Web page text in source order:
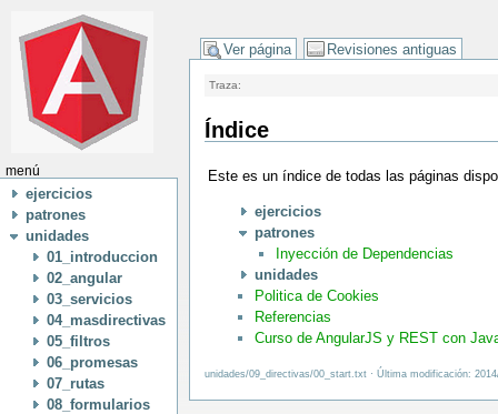
menú
ejercicios
patrones
unidades
01_introduccion
02_angular
03_servicios
04_masdirectivas
05_filtros
06_promesas
07_rutas
08_formularios
Ver página Revisiones antiguas
Traza:
Índice
Este es un índice de todas las páginas
ejercicios
patrones
Inyección de Dependencias
unidades
Politica de Cookies
Referencias
Curso de AngularJS y REST con
unidades/09_directivas/00_start.txt · Última modificación: